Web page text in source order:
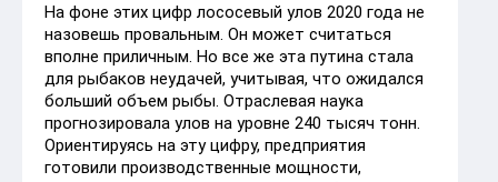
На фоне этих цифр лососевый улов 2020 года не
назовешь провальным. Он может считаться
вполне приличным. Но все же эта путина стала
для рыбаков неудачей, учитывая, что ожидался
больший объем рыбы. Отраслевая наука
прогнозировала улов на уровне 240 тысяч тонн.
Ориентируясь на эту цифру, предприятия
готовили производственные мощности,